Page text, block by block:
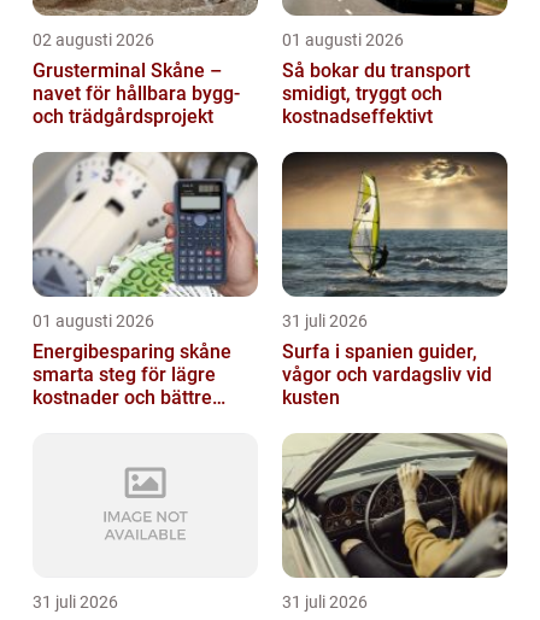
02 augusti 2026
Grusterminal Skåne –
navet för hållbara bygg-
och trädgårdsprojekt
01 augusti 2026
Så bokar du transport
smidigt, tryggt och
kostnadseffektivt
01 augusti 2026
Energibesparing skåne
smarta steg för lägre
kostnader och bättre
31 juli 2026
Surfa i spanien guider,
vågor och vardagsliv vid
kusten
31 juli 2026 31 juli 2026